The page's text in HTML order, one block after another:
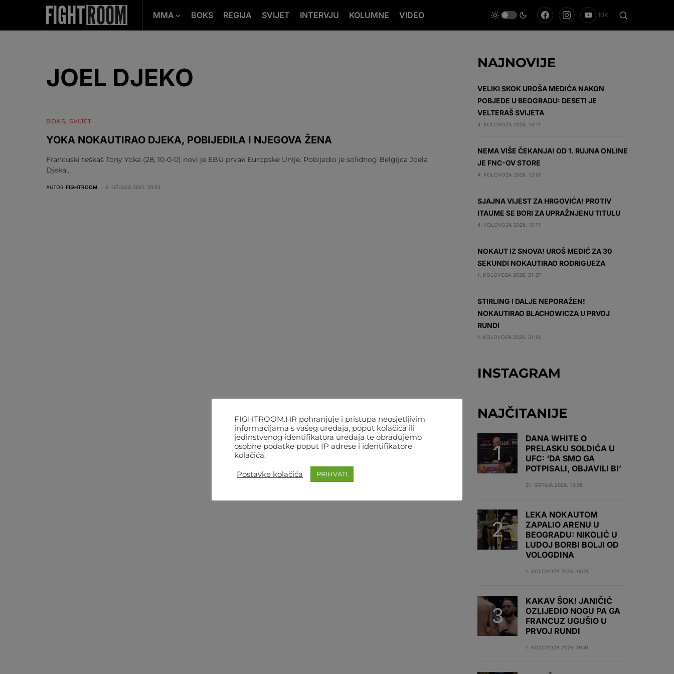
MMA BOKS REGIJA SVIJET INTERVJU KOLUMNE VIDEO 10K
JOEL DJEKO
BOKS SVIJET
YOKA NOKAUTIRAO DJEKA, POBIJEDILA I NJEGOVA ŽENA
Francuski teškaš Tony Yoka (28, 10-0-0) novi je EBU prvak Europske Unije. Pobijedio je solidnog Belgijca Joela
Djeka…
AUTOR FIGHTROOM 6. OŽUJKA 2021. 10:53
NAJNOVIJE
VELIKI SKOK UROŠA MEDIĆA NAKON
POBJEDE U BEOGRADU: DESETI JE
VELTERAŠ SVIJETA
4. KOLOVOZA 2026. 16:11
NEMA VIŠE ČEKANJA! OD 1. RUJNA ONLINE
JE FNC-OV STORE
4. KOLOVOZA 2026. 12:07
SJAJNA VIJEST ZA HRGOVIĆA! PROTIV
ITAUME SE BORI ZA UPRAŽNJENU TITULU
4. KOLOVOZA 2026. 10:11
NOKAUT IZ SNOVA! UROŠ MEDIĆ ZA 30
SEKUNDI NOKAUTIRAO RODRIGUEZA
1. KOLOVOZA 2026. 21:37
STIRLING I DALJE NEPORAŽEN!
NOKAUTIRAO BLACHOWICZA U PRVOJ
RUNDI
1. KOLOVOZA 2026. 21:10
INSTAGRAM
NAJČITANIJE
DANA WHITE O
PRELASKU SOLDIĆA U
UFC: ‘DA SMO GA
POTPISALI, OBJAVILI BI’
31. SRPNJA 2026. 13:05
LEKA NOKAUTOM
ZAPALIO ARENU U
BEOGRADU: NIKOLIĆ U
LUDOJ BORBI BOLJI OD
VOLOGDINA
1. KOLOVOZA 2026. 18:21
KAKAV ŠOK! JANIČIĆ
OZLIJEDIO NOGU PA GA
FRANCUZ UGUŠIO U
PRVOJ RUNDI
1. KOLOVOZA 2026. 19:41
FIGHTROOM.HR pohranjuje i pristupa neosjetljivim
informacijama s vašeg uređaja, poput kolačića ili
jedinstvenog identifikatora uređaja te obrađujemo
osobne podatke poput IP adrese i identifikatore
kolačića.
Postavke kolačića PRIHVATI